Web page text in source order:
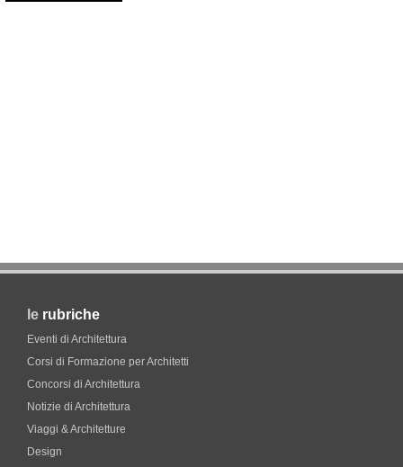
le rubriche
Eventi di Architettura
Corsi di Formazione per Architetti
Concorsi di Architettura
Notizie di Architettura
Viaggi & Architetture
Design